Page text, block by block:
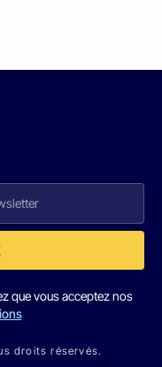
que vous acceptez nos
droits réservés.